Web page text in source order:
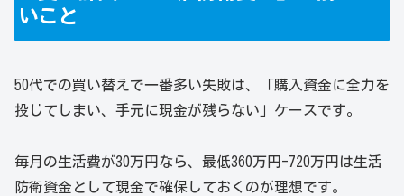
いこと
50代での買い替えで一番多い失敗は、「購入資金に全力を
投じてしまい、手元に現金が残らない」ケースです。
毎月の生活費が30万円なら、最低360万円-720万円は生活
防衛資金として現金で確保しておくのが理想です。